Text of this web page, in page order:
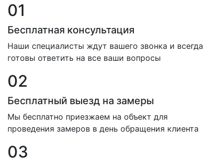
01
Бесплатная консультация
Наши специалисты ждут вашего звонка и всегда
готовы ответить на все ваши вопросы
02
Бесплатный выезд на замеры
Мы бесплатно приезжаем на объект для
проведения замеров в день обращения клиента
03